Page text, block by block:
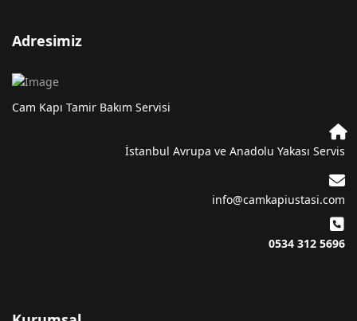
Adresimiz
Cam Kapı Tamir Bakım Servisi
İstanbul Avrupa ve Anadolu Yakası Servis
info@camkapiustasi.com
0534 312 5696